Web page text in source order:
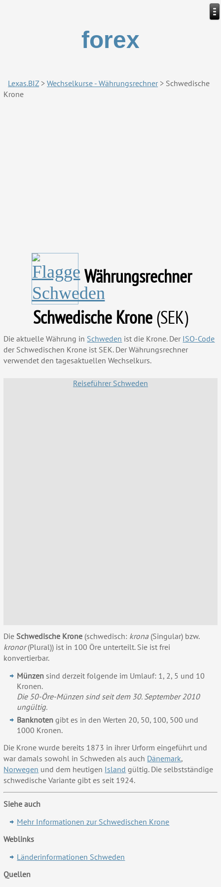
forex
Lexas.BIZ >Wechselkurse - Währungsrechner> Schwedische
Krone
Währungsrechner
Schwedische Krone(SEK)
Die aktuelle Währung in Schweden ist die Krone. Der ISO-Code
der Schwedischen Krone ist SEK. Der Währungsrechner
verwendet den tagesaktuellen Wechselkurs.
Reiseführer Schweden
DieSchwedische Krone (schwedisch: krona(Singular) bzw.
kronor(Plural)) ist in 100 Öre unterteilt. Sie ist frei
konvertierbar.
Münzensind derzeit folgende im Umlauf: 1, 2, 5 und 10
Kronen.
Die 50-Öre-Münzen sind seit dem 30. September 2010
ungültig.
Banknotengibt es in den Werten 20, 50, 100, 500 und
1000 Kronen.
Die Krone wurde bereits 1873 in ihrer Urform eingeführt und
war damals sowohl in Schweden als auch Dänemark,
Norwegen und dem heutigen Island gültig. Die selbstständige
schwedische Variante gibt es seit 1924.
Siehe auch
Mehr Informationen zur Schwedischen Krone
Weblinks
Länderinformationen Schweden
Quellen